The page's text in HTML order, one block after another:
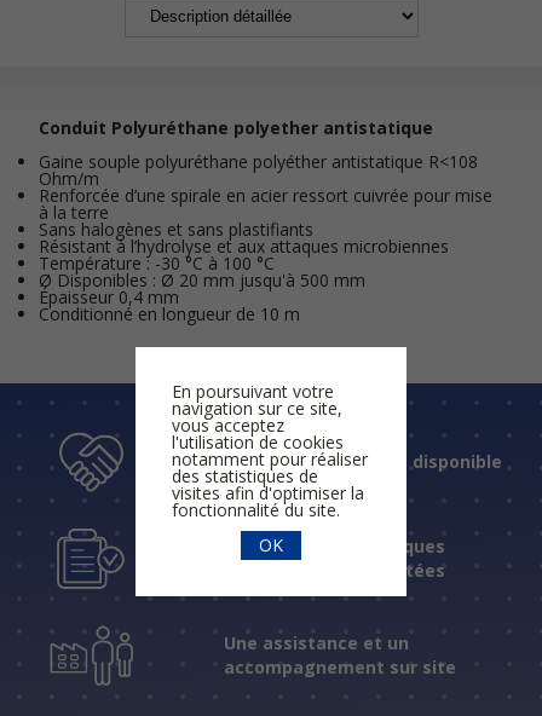
Conduit Polyuréthane polyether antistatique
Gaine souple polyuréthane polyéther antistatique R<108
Ohm/m
Renforcée d’une spirale en acier ressort cuivrée pour mise
à la terre
Sans halogènes et sans plastifiants
Résistant à l’hydrolyse et aux attaques microbiennes
Température : -30 °C à 100 °C
Ø Disponibles : Ø 20 mm jusqu'à 500 mm
Épaisseur 0,4 mm
Conditionné en longueur de 10 m
Un accueil humain et disponible
Des réponses techniques
fiables et expérimentées
Une assistance et un
accompagnement sur site
En poursuivant votre
navigation sur ce site,
vous acceptez
l'utilisation de cookies
notamment pour réaliser
des statistiques de
visites afin d'optimiser la
fonctionnalité du site.
OK